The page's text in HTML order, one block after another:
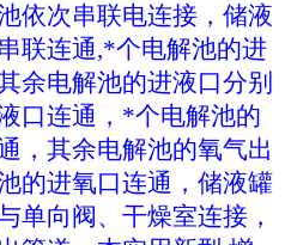
依次串联电连接，储液
联连通,*个电解池的进
余电解池的进液口分别
口连通，*个电解池的
，其余电解池的氧气出
的进氧口连通，储液罐
单向阀、干燥室连接，